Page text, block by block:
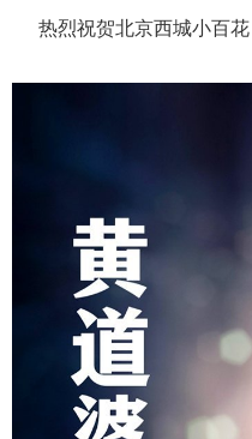
热烈祝贺北京西城小百